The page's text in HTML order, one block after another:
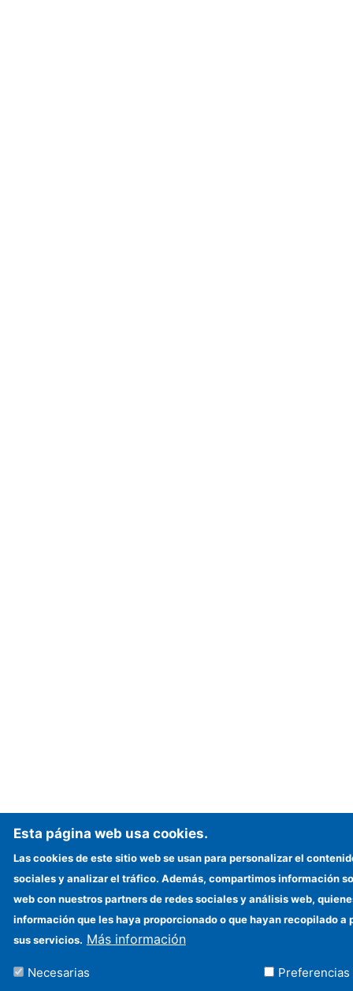
Esta página web usa cookies.
Las cookies de este sitio web se usan para personalizar el
sociales y analizar el tráfico. Además, compartimos información
web con nuestros partners de redes sociales y análisis web,
información que les haya proporcionado o que hayan recopilado a
sus servicios. Más información
Necesarias Preferencias